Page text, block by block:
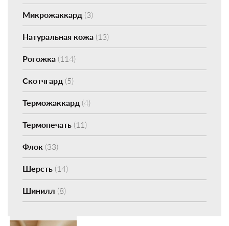
Микрожаккард (3)
Натуральная кожа (13)
Рогожка (114)
Скотчгард (5)
Терможаккард (4)
Термопечать (11)
Флок (33)
Шерсть (14)
Шинилл (8)